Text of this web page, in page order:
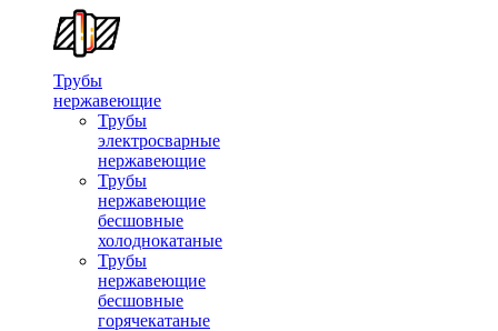
Трубы
нержавеющие
Трубы
электросварные
нержавеющие
Трубы
нержавеющие
бесшовные
холоднокатаные
Трубы
нержавеющие
бесшовные
горячекатаные